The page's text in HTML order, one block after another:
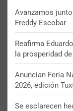
Avanzamos
Freddy Escobar
Reafirma
la prosperidad
Anuncian Feria
2026, edición
Se esclarecen